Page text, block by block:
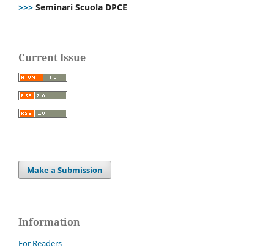
>>> Seminari Scuola DPCE
Current Issue
Make a Submission
Information
For Readers